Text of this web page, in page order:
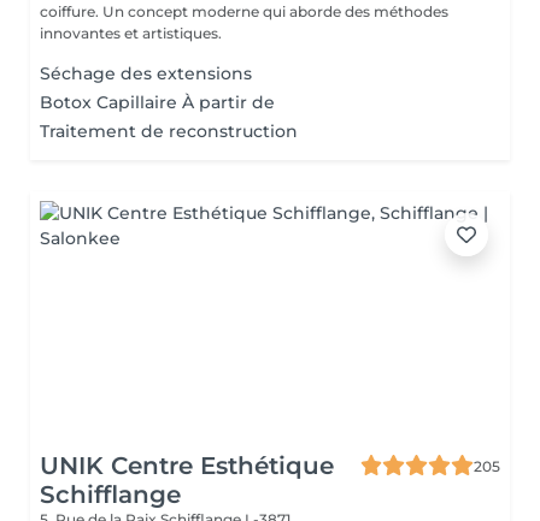
coiffure. Un concept moderne qui aborde des méthodes
innovantes et artistiques.
Séchage des extensions
Botox Capillaire À partir de
Traitement de reconstruction
UNIK Centre Esthétique
Schifflange
205